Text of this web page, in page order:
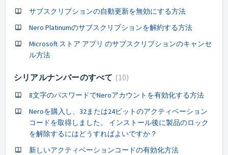
サブスクリプションの自動更新を無効にする方法
Nero Platinumのサブスクリプションを解約する方法
Microsoft ストア アプリ のサブスクリプションのキャンセ
ル方法
シリアルナンバーのすべて 10
8文字のパスワードでNeroアカウントを有効化する方法
Neroを購入し、32または24ビットのアクティベーション
コードを取得しました。 インストール後に製品のロック
を解除するにはどうすればよいですか？
新しいアクティベーションコードの有効化方法